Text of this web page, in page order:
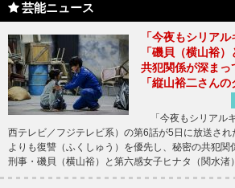
芸能ニュース
「今夜もシリア
「磯貝（横山裕
共犯関係が深まっ
「縦山裕二さんの
「今夜もシリアル
西テレビ／フジテレビ系）の第6話が5日に放送さ
よりも復讐（ふくしゅう）を優先し、秘密の共犯
刑事・磯貝（横山裕）と第六感女子ヒナタ（関水渚